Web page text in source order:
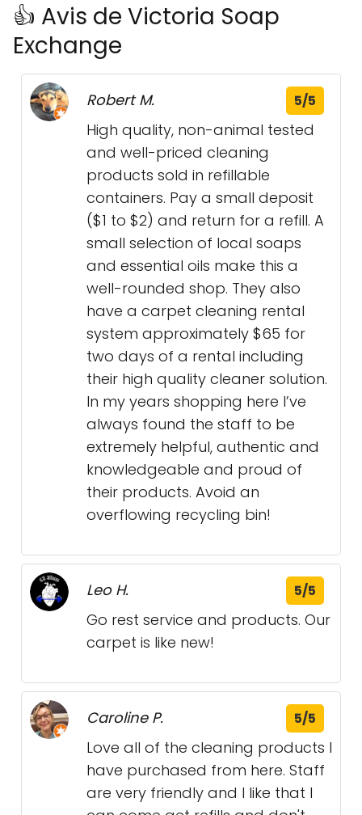
👍 Avis de Victoria Soap
Exchange
Robert M. 5/5
High quality, non-animal tested
and well-priced cleaning
products sold in refillable
containers. Pay a small deposit
($1 to $2) and return for a refill. A
small selection of local soaps
and essential oils make this a
well-rounded shop. They also
have a carpet cleaning rental
system approximately $65 for
two days of a rental including
their high quality cleaner solution.
In my years shopping here I’ve
always found the staff to be
extremely helpful, authentic and
knowledgeable and proud of
their products. Avoid an
overflowing recycling bin!
Leo H. 5/5
Go rest service and products. Our
carpet is like new!
Caroline P. 5/5
Love all of the cleaning products I
have purchased from here. Staff
are very friendly and I like that I